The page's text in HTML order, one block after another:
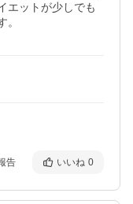
エットが少しでも
。
告 いいね 0